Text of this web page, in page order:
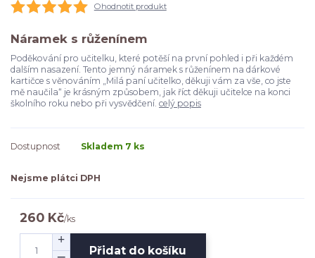
Ohodnotit produkt
Náramek s růženínem
Poděkování pro učitelku, které potěší na první pohled i při každém
dalším nasazení. Tento jemný náramek s růženínem na dárkové
kartičce s věnováním „Milá paní učitelko, děkuji vám za vše, co jste
mě naučila“ je krásným způsobem, jak říct děkuji učitelce na konci
školního roku nebo při vysvědčení. celý popis
Dostupnost Skladem 7 ks
Nejsme plátci DPH
260 Kč/ks
Přidat do košíku